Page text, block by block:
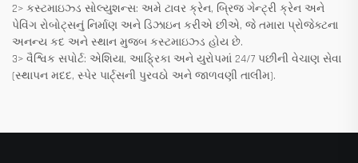
2> કસ્ટમાઇઝ્ડ સોલ્યુશન્સ: અમે ટાવર ક્રેન, બ્રિજ ગેન્ટ્રી ક્રેન અને
પેવિંગ રોબોટ્સનું નિર્માણ અને ડિઝાઇન કરીએ છીએ, જે તમારા પ્રોજેક્ટના
અનન્ય કદ અને સ્થાન મુજબ કસ્ટમાઇઝ્ડ હોય છે.
3> વૈશ્વિક સપોર્ટ: એશિયા, આફ્રિકા અને યુરોપમાં 24/7 પછીની વેચાણ સેવા
(સ્થાપન મદદ, સ્પેર પાર્ટ્સની પુરવઠો અને જાળવણી તાલીમ).